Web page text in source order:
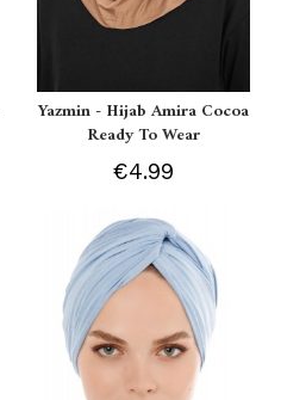
Yazmin - Hijab Amira Cocoa
Ready To Wear
€4.99